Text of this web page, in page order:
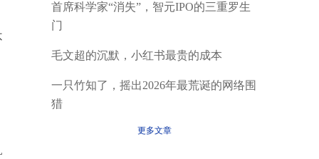
首席科学家“消失”，智元IPO的三重罗生
门
毛文超的沉默，小红书最贵的成本
一只竹知了，摇出2026年最荒诞的网络围
猎
更多文章